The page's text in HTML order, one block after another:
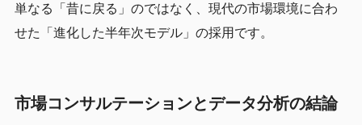
単なる「昔に戻る」のではなく、現代の市場環境に合わ
せた「進化した半年次モデル」の採用です。
市場コンサルテーションとデータ分析の結論